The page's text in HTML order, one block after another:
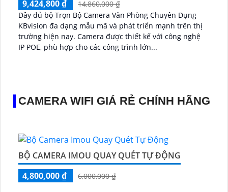
9,424,800 ₫
14,860,000 ₫
Đầy đủ bộ Trọn Bộ Camera Văn Phòng Chuyên Dụng
KBvision đa dạng mẫu mã và phát triển mạnh trên thị
trường hiện nay. Camera được thiết kế với công nghệ
IP POE, phù hợp cho các công trình lớn...
CAMERA WIFI GIÁ RẺ CHÍNH HÃNG
BỘ CAMERA IMOU QUAY QUÉT TỰ ĐỘNG
4,800,000 ₫
6,000,000 ₫